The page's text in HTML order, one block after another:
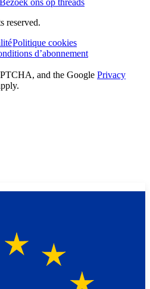
reserved.
Politique cookies
d’abonnement
and the Google Privacy